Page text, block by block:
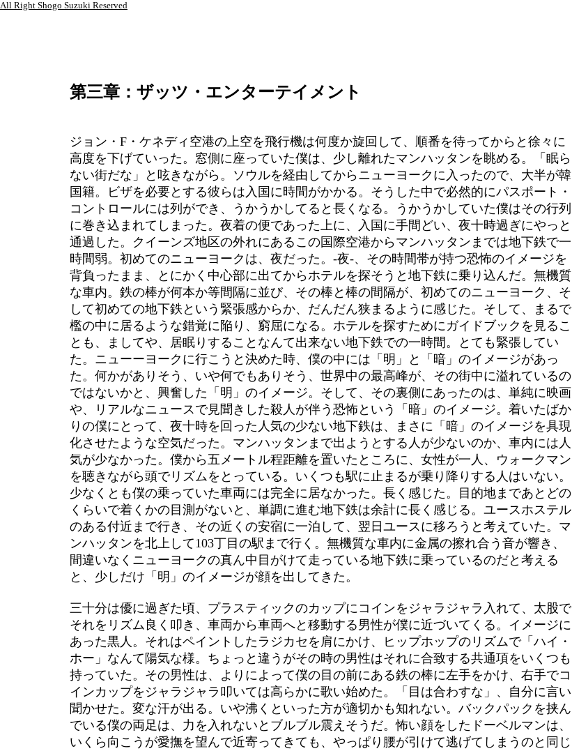
ジョン・F・ケネディ空港の上空を飛行機は何度か旋回して、順番を待ってからと徐々に
高度を下げていった。窓側に座っていた僕は、少し離れたマンハッタンを眺める。「眠ら
ない街だな」と呟きながら。ソウルを経由してからニューヨークに入ったので、大半が韓
国籍。ビザを必要とする彼らは入国に時間がかかる。そうした中で必然的にパスポート・
コントロールには列ができ、うかうかしてると長くなる。うかうかしていた僕はその行列
に巻き込まれてしまった。夜着の便であった上に、入国に手間どい、夜十時過ぎにやっと
通過した。クイーンズ地区の外れにあるこの国際空港からマンハッタンまでは地下鉄で一
時間弱。初めてのニューヨークは、夜だった。-夜-、その時間帯が持つ恐怖のイメージを
背負ったまま、とにかく中心部に出てからホテルを探そうと地下鉄に乗り込んだ。無機質
な車内。鉄の棒が何本か等間隔に並び、その棒と棒の間隔が、初めてのニューヨーク、そ
して初めての地下鉄という緊張感からか、だんだん狭まるように感じた。そして、まるで
檻の中に居るような錯覚に陥り、窮屈になる。ホテルを探すためにガイドブックを見るこ
とも、ましてや、居眠りすることなんて出来ない地下鉄での一時間。とても緊張してい
た。ニューーヨークに行こうと決めた時、僕の中には「明」と「暗」のイメージがあっ
た。何かがありそう、いや何でもありそう、世界中の最高峰が、その街中に溢れているの
ではないかと、興奮した「明」のイメージ。そして、その裏側にあったのは、単純に映画
や、リアルなニュースで見聞きした殺人が伴う恐怖という「暗」のイメージ。着いたばか
りの僕にとって、夜十時を回った人気の少ない地下鉄は、まさに「暗」のイメージを具現
化させたような空気だった。マンハッタンまで出ようとする人が少ないのか、車内には人
気が少なかった。僕から五メートル程距離を置いたところに、女性が一人、ウォークマン
を聴きながら頭でリズムをとっている。いくつも駅に止まるが乗り降りする人はいない。
少なくとも僕の乗っていた車両には完全に居なかった。長く感じた。目的地まであとどの
くらいで着くかの目測がないと、単調に進む地下鉄は余計に長く感じる。ユースホステル
のある付近まで行き、その近くの安宿に一泊して、翌日ユースに移ろうと考えていた。マ
ンハッタンを北上して103丁目の駅まで行く。無機質な車内に金属の擦れ合う音が響き、
間違いなくニューヨークの真ん中目がけて走っている地下鉄に乗っているのだと考える
と、少しだけ「明」のイメージが顔を出してきた。
三十分は優に過ぎた頃、プラスティックのカップにコインをジャラジャラ入れて、太股で
それをリズム良く叩き、車両から車両へと移動する男性が僕に近づいてくる。イメージに
あった黒人。それはペイントしたラジカセを肩にかけ、ヒップホップのリズムで「ハイ・
ホー」なんて陽気な様。ちょっと違うがその時の男性はそれに合致する共通項をいくつも
持っていた。その男性は、よりによって僕の目の前にある鉄の棒に左手をかけ、右手でコ
インカップをジャラジャラ叩いては高らかに歌い始めた。「目は合わすな」、自分に言い
聞かせた。変な汗が出る。いや沸くといった方が適切かも知れない。バックパックを挟ん
でいる僕の両足は、力を入れないとブルブル震えそうだ。怖い顔をしたドーベルマンは、
いくら向こうが愛撫を望んで近寄ってきても、やっぱり腰が引けて逃げてしまうのと同じ
All Right Shogo Suzuki Reserved
第三章：ザッツ・エンターテイメント